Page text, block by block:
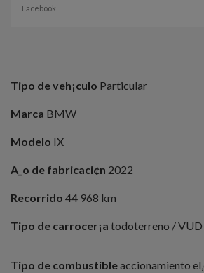
Facebook
Tipo de veh¡culo Particular
Marca BMW
Modelo IX
A_o de fabricaci¢n 2022
Recorrido 44 968 km
Tipo de carrocer¡a todoterreno / VUD
Tipo de combustibleaccionamiento